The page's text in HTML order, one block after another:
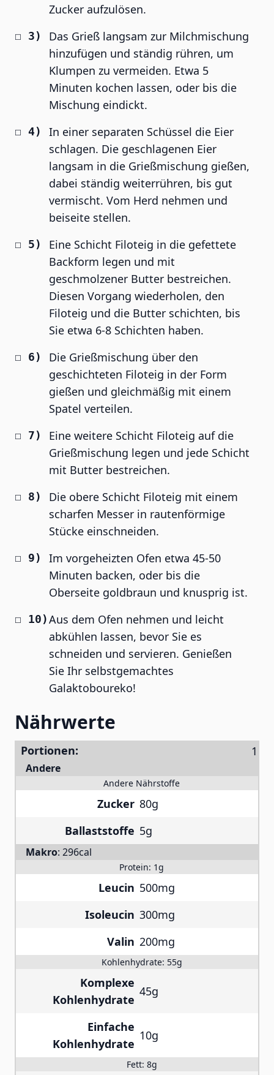
Zucker aufzulösen.
Das Grieß langsam zur Milchmischung
hinzufügen und ständig rühren, um
Klumpen zu vermeiden. Etwa 5
Minuten kochen lassen, oder bis die
Mischung eindickt.
In einer separaten Schüssel die Eier
schlagen. Die geschlagenen Eier
langsam in die Grießmischung gießen,
dabei ständig weiterrühren, bis gut
vermischt. Vom Herd nehmen und
beiseite stellen.
Eine Schicht Filoteig in die gefettete
Backform legen und mit
geschmolzener Butter bestreichen.
Diesen Vorgang wiederholen, den
Filoteig und die Butter schichten, bis
Sie etwa 6-8 Schichten haben.
Die Grießmischung über den
geschichteten Filoteig in der Form
gießen und gleichmäßig mit einem
Spatel verteilen.
Eine weitere Schicht Filoteig auf die
Grießmischung legen und jede Schicht
mit Butter bestreichen.
Die obere Schicht Filoteig mit einem
scharfen Messer in rautenförmige
Stücke einschneiden.
Im vorgeheizten Ofen etwa 45-50
Minuten backen, oder bis die
Oberseite goldbraun und knusprig ist.
Aus dem Ofen nehmen und leicht
abkühlen lassen, bevor Sie es
schneiden und servieren. Genießen
Sie Ihr selbstgemachtes
Galaktoboureko!
Nährwerte
Portionen:
Andere
Andere Nährstoffe
Zucker 80g
Ballaststoffe 5g
Makro: 296cal
Protein: 1g
Leucin 500mg
Isoleucin 300mg
Valin 200mg
Kohlenhydrate: 55g
Komplexe
Kohlenhydrate
45g
Einfache
Kohlenhydrate
10g
Fett: 8g